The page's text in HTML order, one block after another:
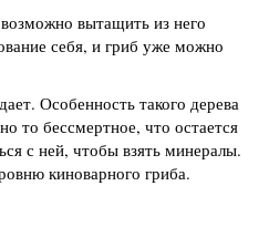
вытащить из него
себя, и гриб уже можно
Особенность такого дерева
то бессмертное, что остается
с ней, чтобы взять минералы.
киноварного гриба.